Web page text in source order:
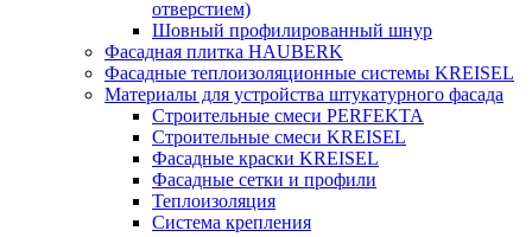
отверстием)
Шовный профилированный шнур
Фасадная плитка HAUBERK
Фасадные теплоизоляционные системы KREISEL
Материалы для устройства штукатурного фасада
Строительные смеси PERFEKTA
Строительные смеси KREISEL
Фасадные краски KREISEL
Фасадные сетки и профили
Теплоизоляция
Система крепления